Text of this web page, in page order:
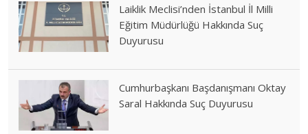
Laiklik Meclisi’nden İstanbul İl Milli
Eğitim Müdürlüğü Hakkında Suç
Duyurusu
Cumhurbaşkanı Başdanışmanı Oktay
Saral Hakkında Suç Duyurusu